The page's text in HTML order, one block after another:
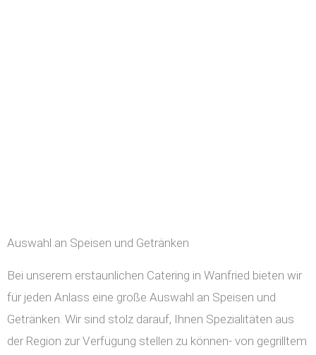
Auswahl an Speisen und Getränken
Bei unserem erstaunlichen Catering in Wanfried bieten wir
für jeden Anlass eine große Auswahl an Speisen und
Getränken. Wir sind stolz darauf, Ihnen Spezialitäten aus
der Region zur Verfügung stellen zu können- von gegrilltem